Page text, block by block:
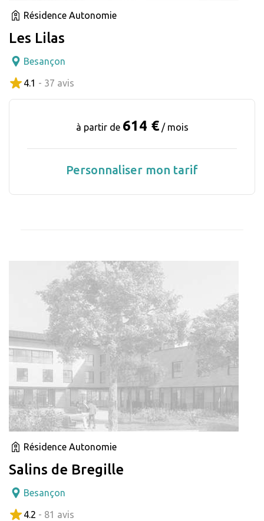
Résidence Autonomie
Les Lilas
Besançon
4.1 - 37 avis
à partir de 614 € / mois
Personnaliser mon tarif
Résidence Autonomie
Salins de Bregille
Besançon
4.2 - 81 avis